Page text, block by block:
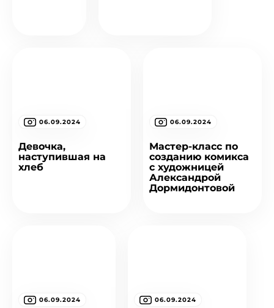
06.09.2024
Девочка,
наступившая на
хлеб
06.09.2024
Мастер-класс по
созданию комикса
с художницей
Александрой
Дормидонтовой
06.09.2024 06.09.2024